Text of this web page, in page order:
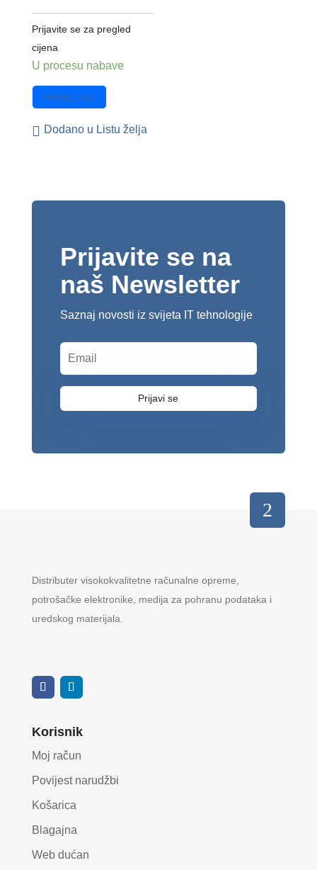
Prijavite se za pregled
cijena
U procesu nabave
Pročitaj više
Dodano u Listu želja
Prijavite se na
naš Newsletter
Saznaj novosti iz svijeta IT tehnologije
Prijavi se
Distributer visokokvalitetne računalne opreme,
potrošačke elektronike, medija za pohranu podataka i
uredskog materijala.
Korisnik
Moj račun
Povijest narudžbi
Košarica
Blagajna
Web dućan